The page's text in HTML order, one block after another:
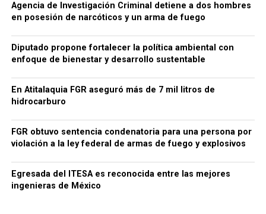
Agencia de Investigación Criminal detiene a dos hombres
en posesión de narcóticos y un arma de fuego
Diputado propone fortalecer la política ambiental con
enfoque de bienestar y desarrollo sustentable
En Atitalaquia FGR aseguró más de 7 mil litros de
hidrocarburo
FGR obtuvo sentencia condenatoria para una persona por
violación a la ley federal de armas de fuego y explosivos
Egresada del ITESA es reconocida entre las mejores
ingenieras de México